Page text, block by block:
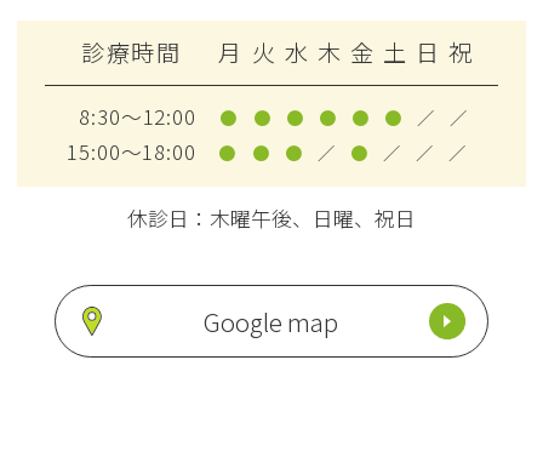
診療時間 月 火 水 木 金 土 日 祝
8:30～12:00 ● ● ● ● ● ● ／ ／
15:00～18:00 ● ● ● ／ ● ／ ／ ／
休診日：木曜午後、日曜、祝日
Google map